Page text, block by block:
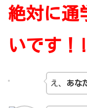
絶対に通
いです！!
え、 あな